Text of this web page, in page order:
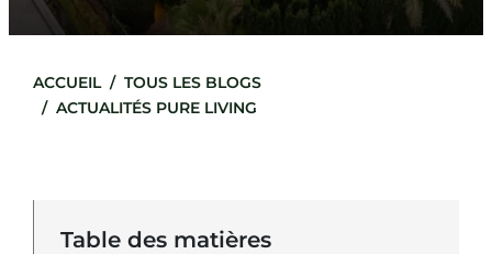
ACCUEIL
TOUS LES BLOGS
ACTUALITÉS PURE LIVING
Table des matières